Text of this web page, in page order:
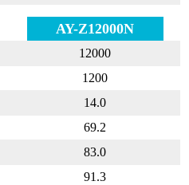
AY-Z12000N
12000
1200
14.0
69.2
83.0
91.3